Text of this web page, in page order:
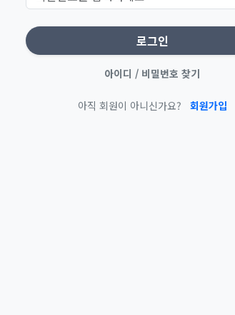
로그인
아이디 / 비밀번호 찾기
아직 회원이 아니신가요? 회원가입